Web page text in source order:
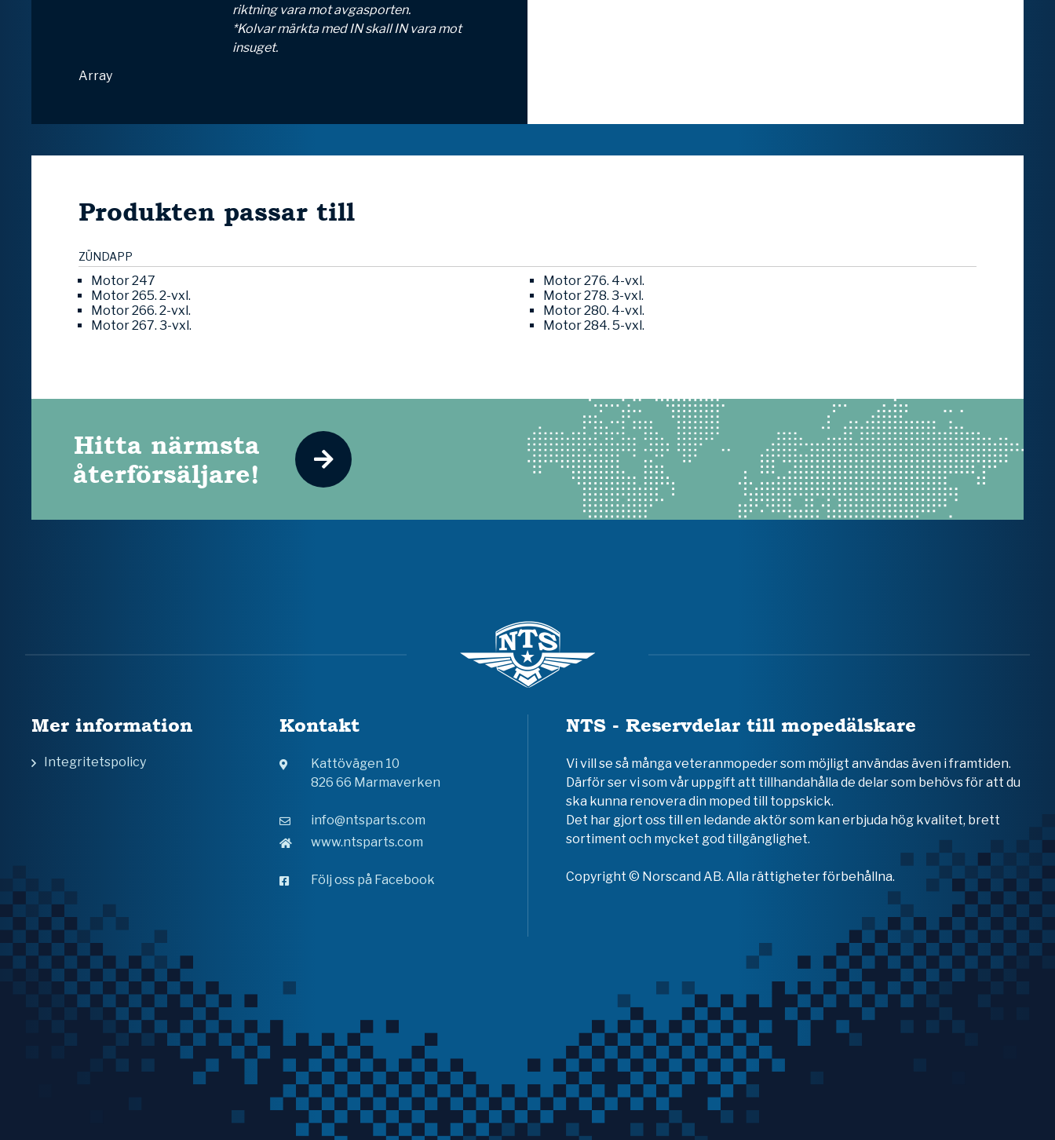
riktning vara mot avgasporten.
*Kolvar märkta med IN skall IN vara mot
insuget.
Array
Produkten passar till
ZÜNDAPP
Motor 247
Motor 265. 2-vxl.
Motor 266. 2-vxl.
Motor 267. 3-vxl.
Motor 276. 4-vxl.
Motor 278. 3-vxl.
Motor 280. 4-vxl.
Motor 284. 5-vxl.
Hitta närmsta
återförsäljare!
Mer information
Integritetspolicy
Kontakt
Kattövägen 10
826 66 Marmaverken
info@ntsparts.com
www.ntsparts.com
Följ oss på Facebook
NTS - Reservdelar till mopedälskare
Vi vill se så många veteranmopeder som möjligt användas även i framtiden.
Därför ser vi som vår uppgift att tillhandahålla de delar som behövs för att du
ska kunna renovera din moped till toppskick.
Det har gjort oss till en ledande aktör som kan erbjuda hög kvalitet, brett
sortiment och mycket god tillgänglighet.
Copyright © Norscand AB. Alla rättigheter förbehållna.